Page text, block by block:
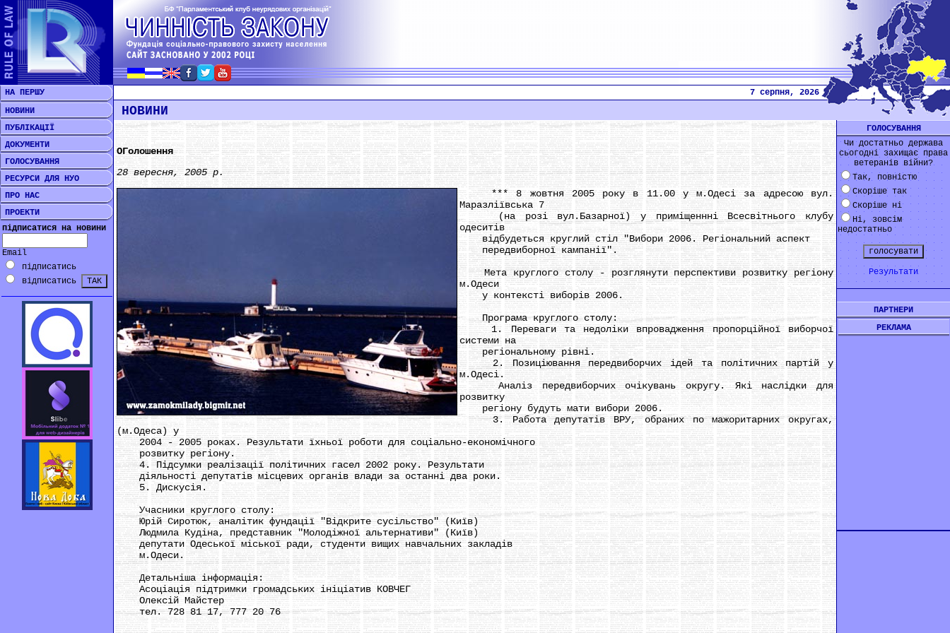
НА ПЕРШУ
7 серпня, 2026
НОВИНИ
ПУБЛІКАЦІЇ
ДОКУМЕНТИ
ГОЛОСУВАННЯ
РЕСУРСИ ДЛЯ НУО
ПРО НАС
ПРОЕКТИ
підписатися на новини
Email
підписатись
відписатись
НОВИНИ
ОГолошення
28 вересня, 2005 р.
*** 8 жовтня 2005 року в 11.00 у м.Одесі за адресою вул.
Маразліївська 7
(на розі вул.Базарної) у приміщеннні Всесвітнього клубу
одеситів
відбудеться круглий стіл "Вибори 2006. Регіональний аспект
передвиборної кампанії".
Мета круглого столу - розглянути перспективи розвитку регіону
м.Одеси
у контексті виборів 2006.
Програма круглого столу:
1. Переваги та недоліки впровадження пропорційної виборчої
системи на
регіональному рівні.
2. Позиціювання передвиборчих ідей та політичних партій у
м.Одесі.
Аналіз передвиборчих очікувань округу. Які наслідки для
розвитку
регіону будуть мати вибори 2006.
3. Работа депутатів ВРУ, обраних по мажоритарних округах,
(м.Одеса) у
2004 - 2005 роках. Результати їхньої роботи для соціально-економічного
розвитку регіону.
4. Підсумки реалізації політичних гасел 2002 року. Результати
діяльності депутатів місцевих органів влади за останні два роки.
5. Дискусія.
Учасники круглого столу:
Юрій Сиротюк, аналітик фундації "Відкрите сусільство" (Київ)
Людмила Кудіна, представник "Молодіжної альтернативи" (Київ)
депутати Одеської міської ради, студенти вищих навчальних закладів
м.Одеси.
Детальніша інформація:
Асоціація підтримки громадських ініціатив КОВЧЕГ
Олексій Майстер
тел. 728 81 17, 777 20 76
ГОЛОСУВАННЯ
Чи достатньо держава
сьогодні захищає права
ветеранів війни?
Так, повністю
Скоріше так
Скоріше ні
Ні, зовсім
недостатньо
Результати
ПАРТНЕРИ
РЕКЛАМА